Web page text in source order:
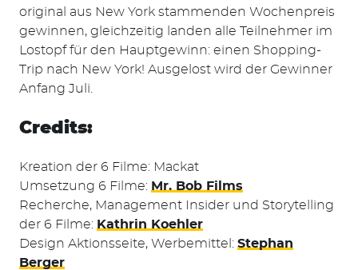
original aus New York stammenden Wochenpreis
gewinnen, gleichzeitig landen alle Teilnehmer im
Lostopf für den Hauptgewinn: einen Shopping-
Trip nach New York! Ausgelost wird der Gewinner
Anfang Juli.
Credits:
Kreation der 6 Filme: Mackat
Umsetzung 6 Filme: Mr. Bob Films
Recherche, Management Insider und Storytelling
der 6 Filme: Kathrin Koehler
Design Aktionsseite, Werbemittel: Stephan
Berger